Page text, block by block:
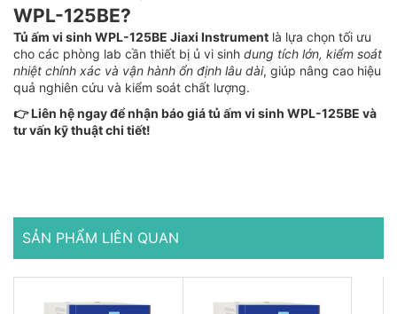
WPL-125BE?
Tủ ấm vi sinh WPL-125BE Jiaxi Instrument là lựa chọn tối ưu
cho các phòng lab cần thiết bị ủ vi sinh dung tích lớn, kiểm soát
nhiệt chính xác và vận hành ổn định lâu dài, giúp nâng cao hiệu
quả nghiên cứu và kiểm soát chất lượng.
👉 Liên hệ ngay để nhận báo giá tủ ấm vi sinh WPL-125BE và
tư vấn kỹ thuật chi tiết!
SẢN PHẨM LIÊN QUAN